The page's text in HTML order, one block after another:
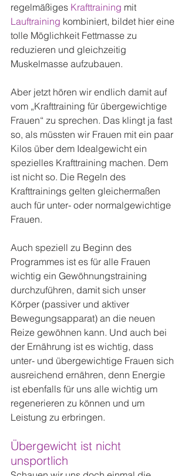
regelmäßiges Krafttraining mit
Lauftraining kombiniert, bildet hier eine
tolle Möglichkeit Fettmasse zu
reduzieren und gleichzeitig
Muskelmasse aufzubauen.
Aber jetzt hören wir endlich damit auf
vom „Krafttraining für übergewichtige
Frauen“ zu sprechen. Das klingt ja fast
so, als müssten wir Frauen mit ein paar
Kilos über dem Idealgewicht ein
spezielles Krafttraining machen. Dem
ist nicht so. Die Regeln des
Krafttrainings gelten gleichermaßen
auch für unter- oder normalgewichtige
Frauen.
Auch speziell zu Beginn des
Programmes ist es für alle Frauen
wichtig ein Gewöhnungstraining
durchzuführen, damit sich unser
Körper (passiver und aktiver
Bewegungsapparat) an die neuen
Reize gewöhnen kann. Und auch bei
der Ernährung ist es wichtig, dass
unter- und übergewichtige Frauen sich
ausreichend ernähren, denn Energie
ist ebenfalls für uns alle wichtig um
regenerieren zu können und um
Leistung zu erbringen.
Übergewicht ist nicht
unsportlich